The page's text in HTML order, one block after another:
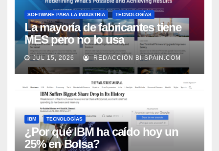
SOFTWARE PARA LA INDUSTRIA TECNOLOGÍAS
La mayoría de fabricantes tiene
MES pero no lo usa
adecuadamente, según Rockwell
Automation
JUL 15, 2026 REDACCIÓN BI-SPAIN.COM
IBM TECNOLOGÍAS
¿Por qué IBM ha caído hoy un
25% en Bolsa?